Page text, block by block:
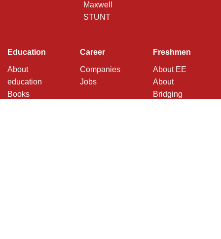
Maxwell
STUNT
Education
About
education
Books
Career
Companies
Jobs
Freshmen
About EE
About
Bridging